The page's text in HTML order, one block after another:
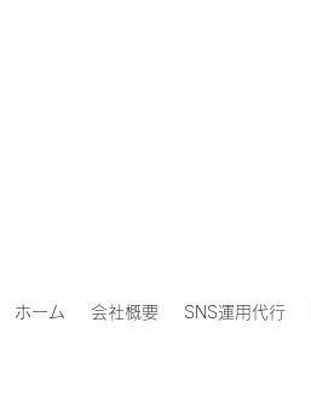
ホーム 会社概要 SNS運用代行